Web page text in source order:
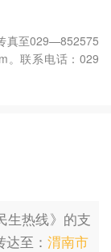
真至029—852575
。联系电话：029
生热线》的支
至： 渭南市